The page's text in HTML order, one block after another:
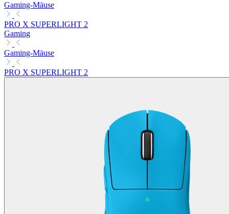
Gaming-Mäuse
PRO X SUPERLIGHT 2
Gaming
Gaming-Mäuse
PRO X SUPERLIGHT 2